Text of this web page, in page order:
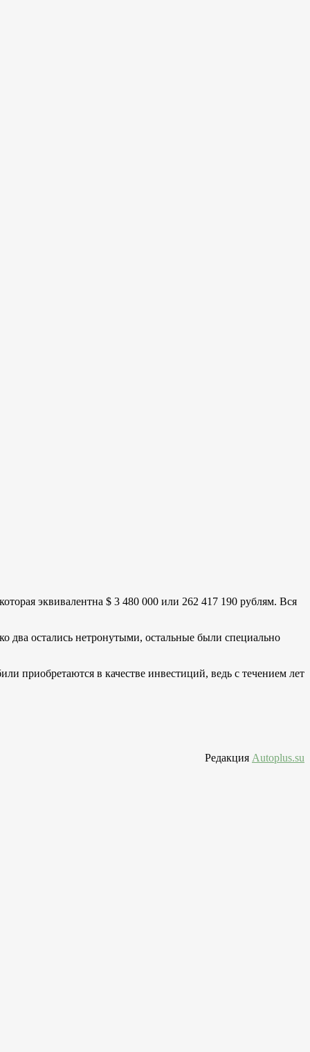
эквивалентна $ 3 480 000 или 262 417 190 рублям. Вся
два остались нетронутыми, остальные были специально
приобретаются в качестве инвестиций, ведь с течением лет
Редакция Autoplus.su